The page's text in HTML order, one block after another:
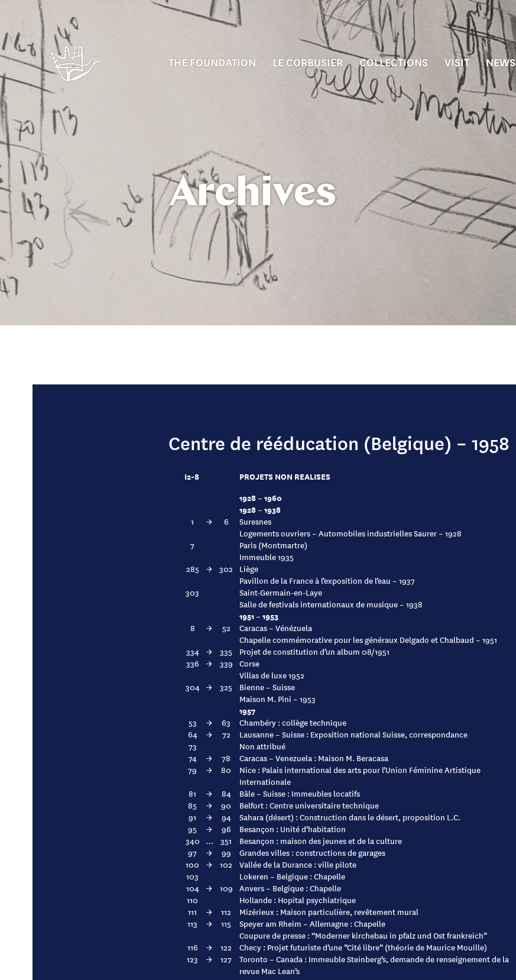
THE FOUNDATION LE CORBUSIER COLLECTIONS VISIT NEWS
Archives
Centre de rééducation (Belgique) – 1958
I2-8
PROJETS NON REALISES
1928 – 1960
1928 – 1938
1 → 6
Suresnes
Logements ouvriers – Automobiles industrielles Saurer – 1928
7
Paris (Montmartre)
Immeuble 1935
285
→ 302 Liège
Pavillon de la France à l’exposition de l’eau – 1937
303
Saint-Germain-en-Laye
Salle de festivals internationaux de musique – 1938
1951 – 1953
8 → 52
Caracas – Vénézuela
Chapelle commémorative pour les généraux Delgado et Chalbaud – 1951
334
→ 335
Projet de constitution d’un album 08/1951
336
→ 339 Corse
Villas de luxe 1952
304 → 325
Bienne – Suisse
Maison M. Pini – 1953
1957
53 → 63
Chambéry : collège technique
64
→ 72
Lausanne – Suisse : Exposition national Suisse, correspondance
73
Non attribué
74
→ 78
Caracas – Venezuela : Maison M. Beracasa
79
→ 80
Nice : Palais international des arts pour l’Union Féminine Artistique
Internationale
81
→ 84
Bâle – Suisse : Immeubles locatifs
85
→ 90
Belfort : Centre universitaire technique
91
→ 94
Sahara (désert) : Construction dans le désert, proposition L.C.
95
→ 96
Besançon : Unité d’habitation
340 … 351
Besançon : maison des jeunes et de la culture
97
→ 99
Grandes villes : constructions de garages
100
→ 102 Vallée de la Durance : ville pilote
103
Lokeren – Belgique : Chapelle
104
→ 109 Anvers – Belgique : Chapelle
110
Hollande : Hopital psychiatrique
111
→ 112
Mizérieux : Maison particulière, revêtement mural
113
→ 115
Speyer am Rheim – Allemagne : Chapelle
Coupure de presse : “Moderner kirchebau in pfalz und Ost frankreich”
116
→ 122
Checy : Projet futuriste d’une ”Cité libre” (théorie de Maurice Mouille)
123
→ 127
Toronto – Canada : Immeuble Steinberg’s, demande de renseignement de la
revue Mac Lean’s